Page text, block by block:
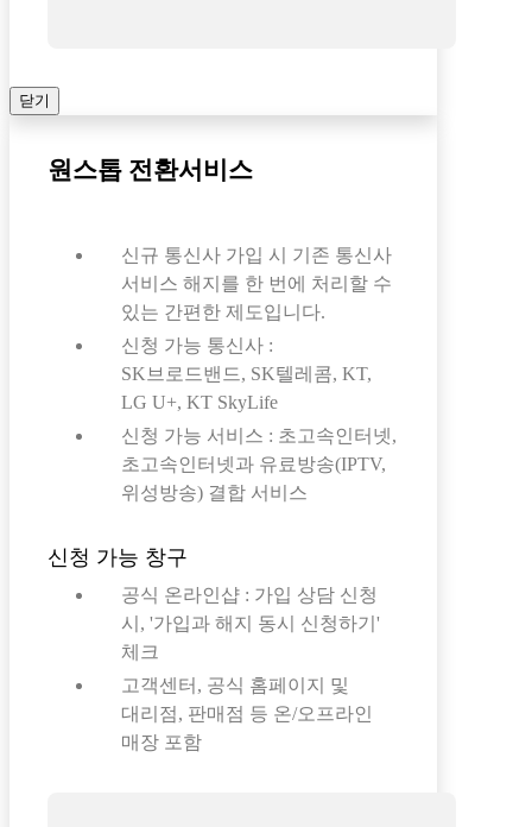
닫기
원스톱 전환서비스
신규 통신사 가입 시 기존 통신사
서비스 해지를 한 번에 처리할 수
있는 간편한 제도입니다.
신청 가능 통신사 :
SK브로드밴드, SK텔레콤, KT,
LG U+, KT SkyLife
신청 가능 서비스 : 초고속인터넷,
초고속인터넷과 유료방송(IPTV,
위성방송) 결합 서비스
신청 가능 창구
공식 온라인샵 : 가입 상담 신청
시, '가입과 해지 동시 신청하기'
체크
고객센터, 공식 홈페이지 및
대리점, 판매점 등 온/오프라인
매장 포함